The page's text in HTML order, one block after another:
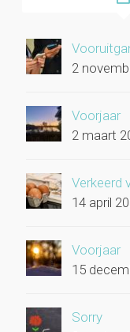
2
Voorjaar
2 maart
Verkeerd
14 april
Voorjaar
15
Sorry